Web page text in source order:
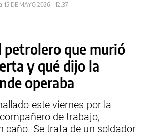
15 DE MAYO 2026 - 12:37
petrolero que murió
y qué dijo la
operaba
este viernes por la
de trabajo,
caño. Se trata de un soldador